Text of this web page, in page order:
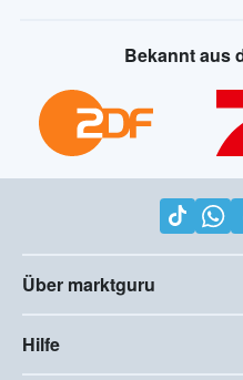
Bekannt aus
Über marktguru
Hilfe